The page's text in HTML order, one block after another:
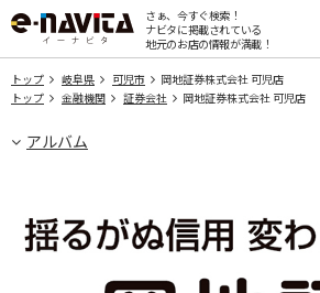
さぁ、今すぐ検索！
ナビタに掲載されている
地元のお店の情報が満載！
トップ 岐阜県 可児市
岡地証券株式会社 可児店
トップ
金融機関 証券会社 岡地証券株式会社 可児店
アルバム